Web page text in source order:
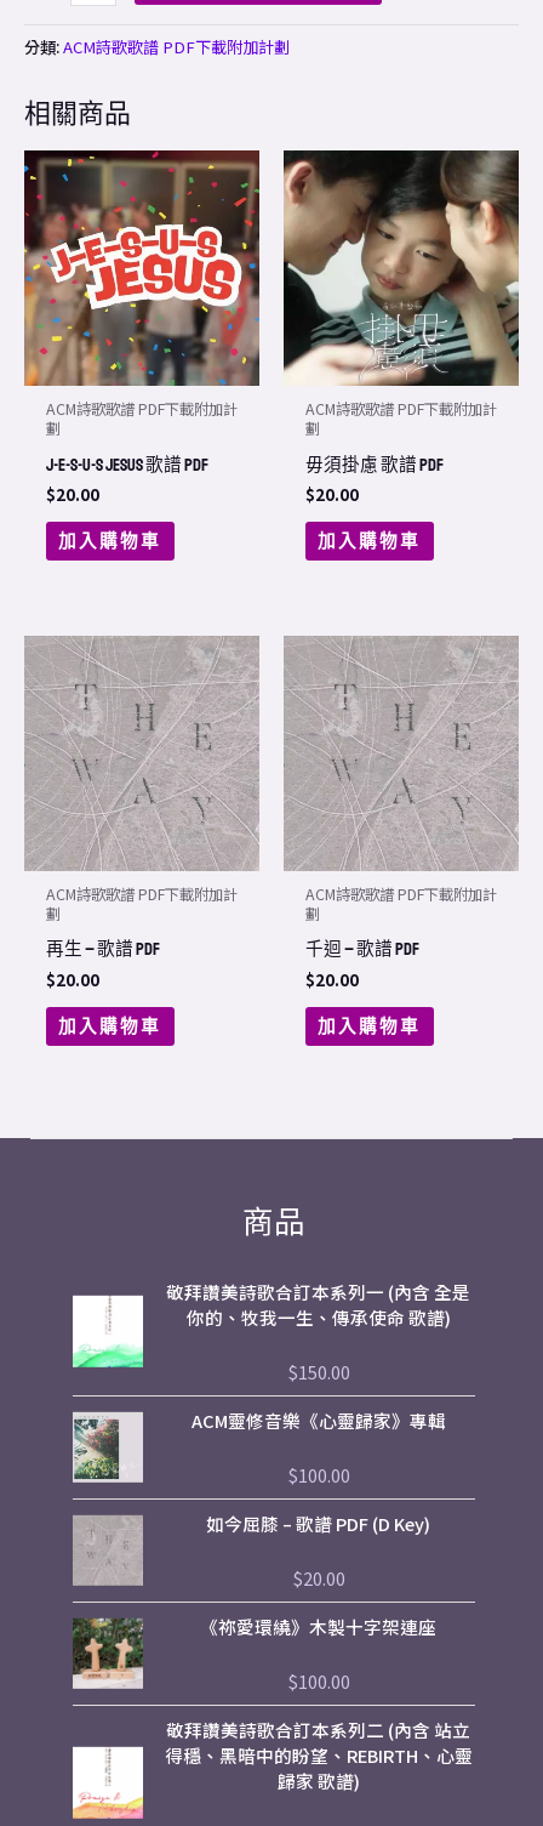
分類:ACM詩歌歌譜 PDF下載附加計劃
相關商品
ACM詩歌歌譜 PDF下載附加計
劃
J-E-S-U-S Jesus 歌譜 PDF
$20.00
加入購物車
ACM詩歌歌譜 PDF下載附加計
劃
毋須掛慮 歌譜 PDF
$20.00
加入購物車
ACM詩歌歌譜 PDF下載附加計
劃
再生 – 歌譜 PDF
$20.00
加入購物車
ACM詩歌歌譜 PDF下載附加計
劃
千迴 – 歌譜 PDF
$20.00
加入購物車
商品
敬拜讚美詩歌合訂本系列一 (內含 全是
你的、牧我一生、傳承使命 歌譜)
$150.00
ACM靈修音樂《心靈歸家》專輯
$100.00
如今屈膝 – 歌譜 PDF (D Key)
$20.00
《祢愛環繞》木製十字架連座
滿
分
5
$100.00
敬拜讚美詩歌合訂本系列二 (內含 站立
得穩、黑暗中的盼望、REBIRTH、心靈
歸家 歌譜)